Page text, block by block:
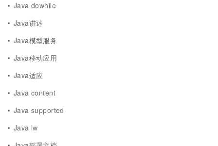
Java dowhile
Java讲述
Java模型服务
Java移动应用
Java适应
Java content
Java supported
Java lw